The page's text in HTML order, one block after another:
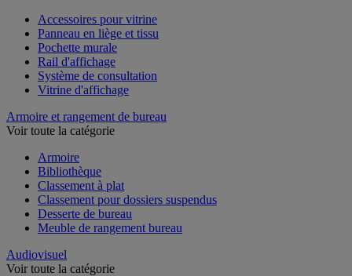
Accessoires pour vitrine
Panneau en liège et tissu
Pochette murale
Rail d'affichage
Système de consultation
Vitrine d'affichage
Armoire et rangement de bureau
Voir toute la catégorie
Armoire
Bibliothèque
Classement à plat
Classement pour dossiers suspendus
Desserte de bureau
Meuble de rangement bureau
Audiovisuel
Voir toute la catégorie